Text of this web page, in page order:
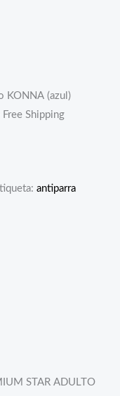
KONNA (azul)
Free Shipping
antiparra
STAR ADULTO